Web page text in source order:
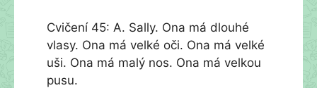
Cvičení 45: A. Sally. Ona má dlouhé
vlasy. Ona má velké oči. Ona má velké
uši. Ona má malý nos. Ona má velkou
pusu.